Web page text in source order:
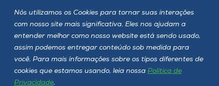
Nós utilizamos os Cookies para tornar suas interações
com nosso site mais significativa. Eles nos ajudam a
entender melhor como nosso website está sendo usado,
assim podemos entregar conteúdo sob medida para
você. Para mais informações sobre os tipos diferentes de
cookies que estamos usando, leia nossa Política de
Privacidade.
Siga a Unoesc